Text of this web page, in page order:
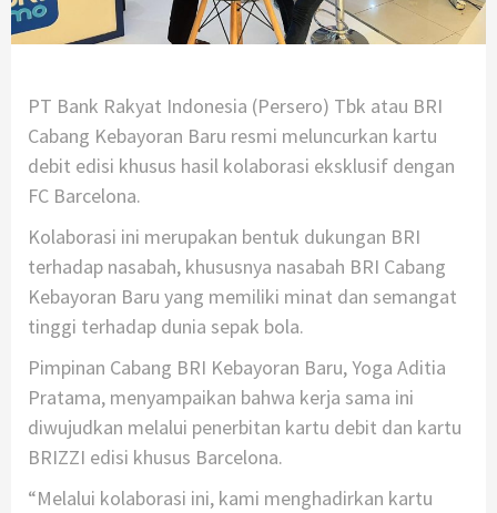
PT Bank Rakyat Indonesia (Persero) Tbk atau BRI
Cabang Kebayoran Baru resmi meluncurkan kartu
debit edisi khusus hasil kolaborasi eksklusif dengan
FC Barcelona.
Kolaborasi ini merupakan bentuk dukungan BRI
terhadap nasabah, khususnya nasabah BRI Cabang
Kebayoran Baru yang memiliki minat dan semangat
tinggi terhadap dunia sepak bola.
Pimpinan Cabang BRI Kebayoran Baru, Yoga Aditia
Pratama, menyampaikan bahwa kerja sama ini
diwujudkan melalui penerbitan kartu debit dan kartu
BRIZZI edisi khusus Barcelona.
“Melalui kolaborasi ini, kami menghadirkan kartu